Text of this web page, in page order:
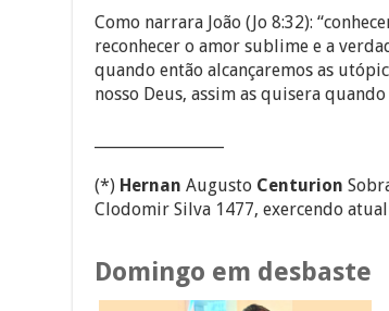
reconhecer o amor sublime e a
quando então alcançaremos as
nosso Deus, assim as quisera
Clodomir Silva 1477, exercendo
Domingo em desbaste